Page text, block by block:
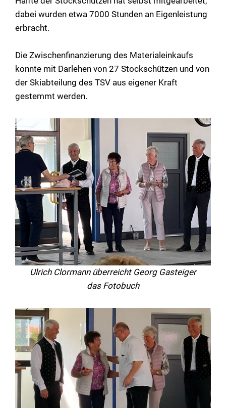
dabei wurden etwa 7000 Stunden an Eigenleistung
erbracht.
Die Zwischenfinanzierung des Materialeinkaufs
konnte mit Darlehen von 27 Stockschützen und von
der Skiabteilung des TSV aus eigener Kraft
gestemmt werden.
Ulrich Clormann überreicht Georg Gasteiger
das Fotobuch